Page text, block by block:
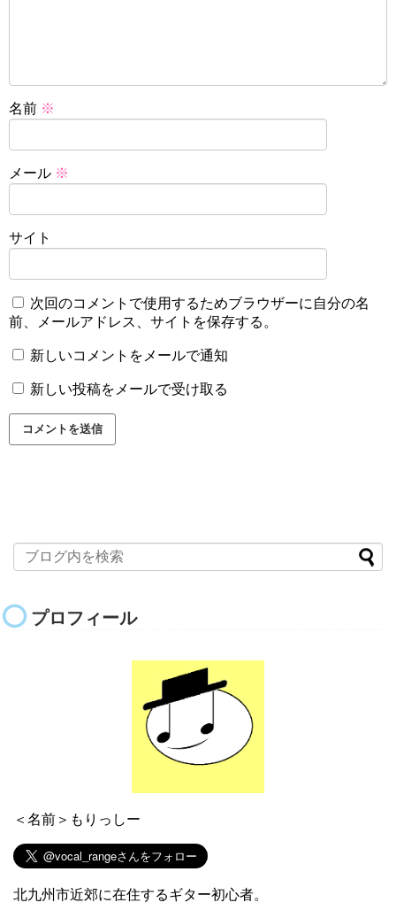
名前 ※
メール ※
サイト
次回のコメントで使用するためブラウザーに自分の名
前、メールアドレス、サイトを保存する。
新しいコメントをメールで通知
新しい投稿をメールで受け取る
プロフィール
＜名前＞もりっしー
北九州市近郊に在住するギター初心者。